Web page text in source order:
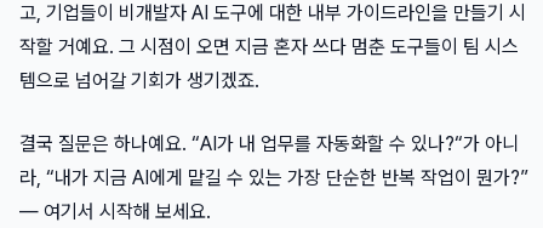
고, 기업들이 비개발자 AI 도구에 대한 내부 가이드라인을 만들기 시
작할 거예요. 그 시점이 오면 지금 혼자 쓰다 멈춘 도구들이 팀 시스
템으로 넘어갈 기회가 생기겠죠.
결국 질문은 하나예요. “AI가 내 업무를 자동화할 수 있나?“가 아니
라, “내가 지금 AI에게 맡길 수 있는 가장 단순한 반복 작업이 뭔가?”
— 여기서 시작해 보세요.